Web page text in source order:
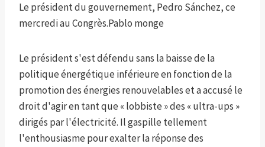
Le président du gouvernement, Pedro Sánchez, ce
mercredi au Congrès.Pablo monge
Le président s'est défendu sans la baisse de la
politique énergétique inférieure en fonction de la
promotion des énergies renouvelables et a accusé le
droit d'agir en tant que « lobbiste » des « ultra-ups »
dirigés par l'électricité. Il gaspille tellement
l'enthousiasme pour exalter la réponse des